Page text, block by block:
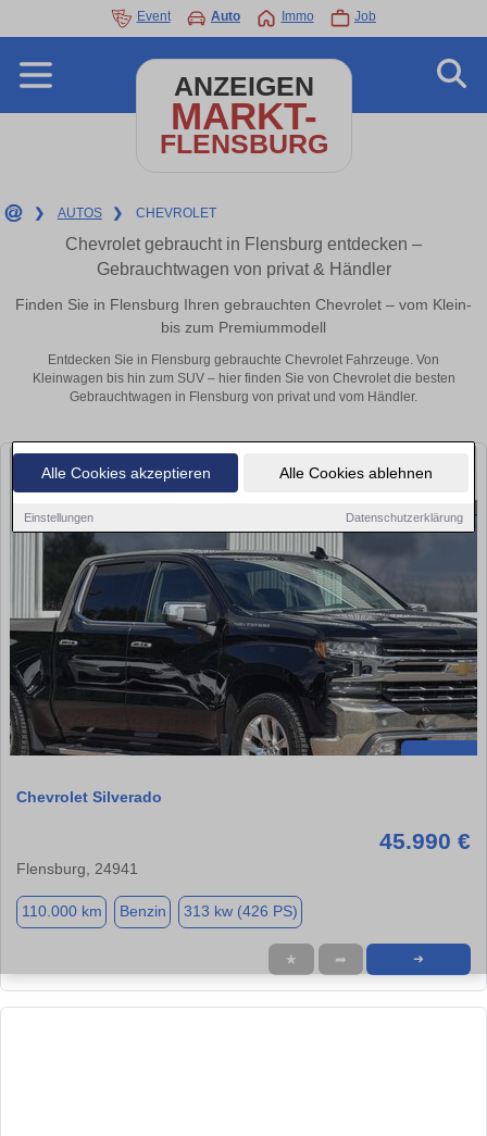
Alle Cookies akzeptieren Alle Cookies ablehnen
Einstellungen Datenschutzerklärung
Event Auto Immo Job
ANZEIGEN
MARKT-
FLENSBURG
❯ AUTOS ❯ CHEVROLET
Chevrolet gebraucht in Flensburg entdecken –
Gebrauchtwagen von privat & Händler
Finden Sie in Flensburg Ihren gebrauchten Chevrolet – vom Klein-
bis zum Premiummodell
Entdecken Sie in Flensburg gebrauchte Chevrolet Fahrzeuge. Von
Kleinwagen bis hin zum SUV – hier finden Sie von Chevrolet die besten
Gebrauchtwagen in Flensburg von privat und vom Händler.
Chevrolet Silverado
45.990 €
Flensburg, 24941
110.000 km Benzin 313 kw (426 PS)
★ ➦ ➜